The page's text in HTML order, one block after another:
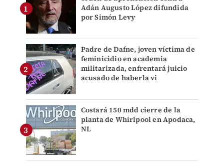
Adán Augusto López difundida
por Simón Levy
Padre de Dafne, joven víctima de
feminicidio en academia
militarizada, enfrentará juicio
acusado de haberla vi
Costará 150 mdd cierre de la
planta de Whirlpool en Apodaca,
NL